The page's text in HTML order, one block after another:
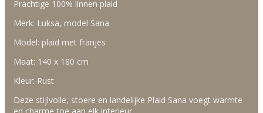
Prachtige 100% linnen plaid
Merk: Luksa, model Sana
Model: plaid met franjes
Maat: 140 x 180 cm
Kleur: Rust
Deze stijlvolle, stoere en landelijke Plaid Sana voegt warmte